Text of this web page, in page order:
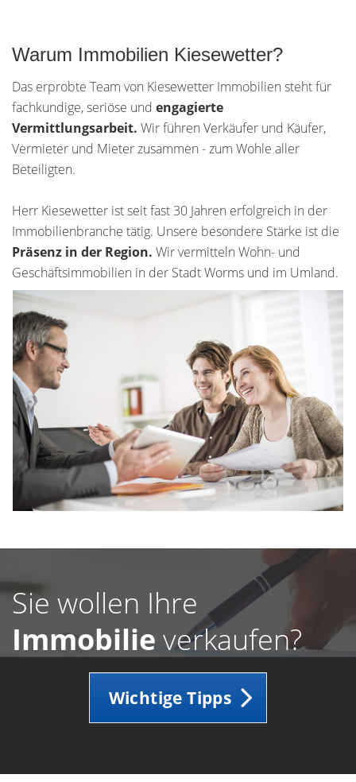
Warum Immobilien Kiesewetter?
Das erprobte Team von Kiesewetter Immobilien steht für
fachkundige, seriöse und engagierte
Vermittlungsarbeit. Wir führen Verkäufer und Käufer,
Vermieter und Mieter zusammen - zum Wohle aller
Beteiligten.
Herr Kiesewetter ist seit fast 30 Jahren erfolgreich in der
Immobilienbranche tätig. Unsere besondere Stärke ist die
Präsenz in der Region. Wir vermitteln Wohn- und
Geschäftsimmobilien in der Stadt Worms und im Umland.
Sie wollen Ihre
Immobilie verkaufen?
Wichtige Tipps